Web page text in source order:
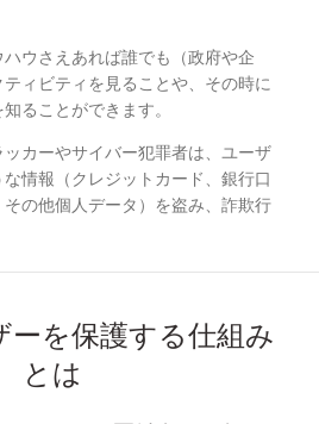
ウさえあれば誰でも（政府や企
ィビティを見ることや、その時に
ることができます。
カーやサイバー犯罪者は、ユーザ
情報（クレジットカード、銀行口
の他個人データ）を盗み、詐欺行
ーを保護する仕組み
とは